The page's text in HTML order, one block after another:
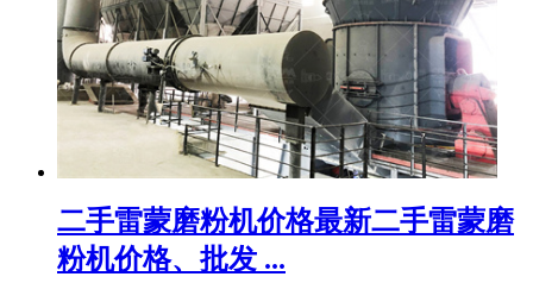
二手雷蒙磨粉机价格最新二手雷蒙磨
粉机价格、批发 ...